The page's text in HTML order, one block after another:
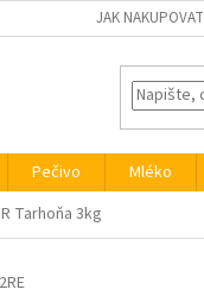
JAK NAKUPOVAT
Pečivo Mléko
Tarhoňa 3kg